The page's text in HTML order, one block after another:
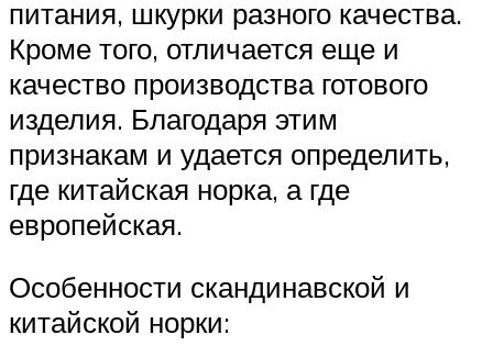
питания, шкурки разного качества.
Кроме того, отличается еще и
качество производства готового
изделия. Благодаря этим
признакам и удается определить,
где китайская норка, а где
европейская.
Особенности скандинавской и
китайской норки: